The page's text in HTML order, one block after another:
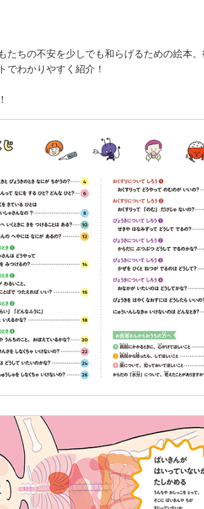
たちの不安を少しでも和らげるための絵本
でわかりやすく紹介！